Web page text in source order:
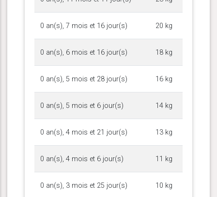
0 an(s), 7 mois et 16 jour(s) 20 kg
0 an(s), 6 mois et 16 jour(s) 18 kg
0 an(s), 5 mois et 28 jour(s) 16 kg
0 an(s), 5 mois et 6 jour(s) 14 kg
0 an(s), 4 mois et 21 jour(s) 13 kg
0 an(s), 4 mois et 6 jour(s) 11 kg
0 an(s), 3 mois et 25 jour(s) 10 kg